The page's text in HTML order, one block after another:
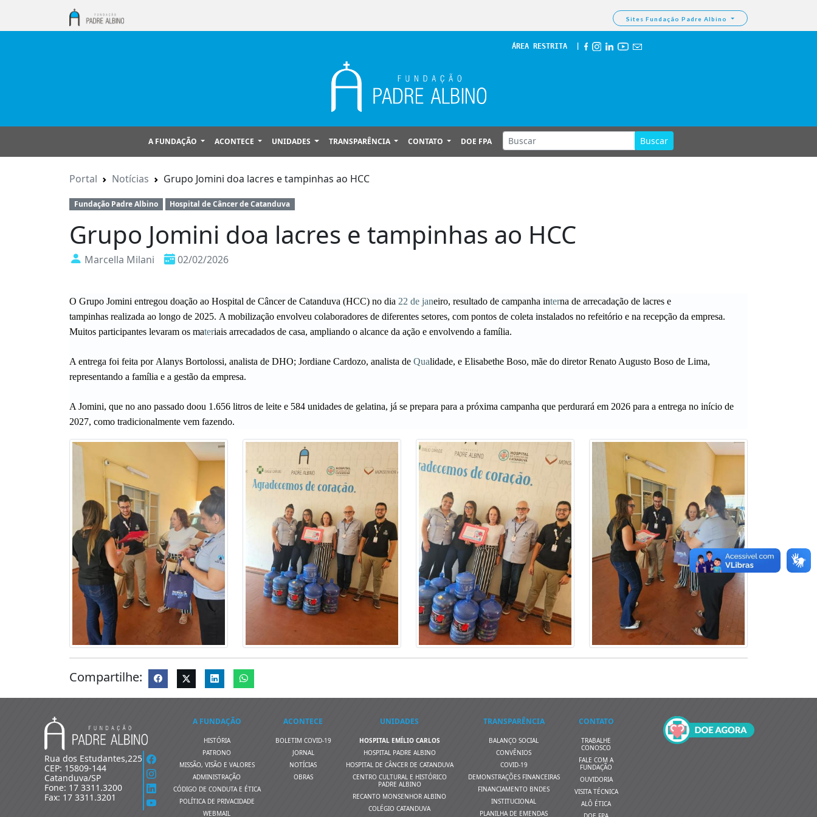
Sites Fundação Padre Albino
ÁREA RESTRITA
  |
A FUNDAÇÃO ACONTECE UNIDADES TRANSPARÊNCIA CONTATO DOE FPA Buscar
Portal Notícias Grupo Jomini doa lacres e tampinhas ao HCC
Fundação Padre Albino Hospital de Câncer de Catanduva
Grupo Jomini doa lacres e tampinhas ao HCC
Marcella Milani 02/02/2026
O Grupo Jomini entregou doação ao Hospital de Câncer de Catanduva (HCC) no dia 22 de janeiro, resultado de campanha interna de arrecadação de lacres e
tampinhas realizada ao longo de 2025. A mobilização envolveu colaboradores de diferentes setores, com pontos de coleta instalados no refeitório e na recepção da empresa.
Muitos participantes levaram os materiais arrecadados de casa, ampliando o alcance da ação e envolvendo a família.
A entrega foi feita por Alanys Bortolossi, analista de DHO; Jordiane Cardozo, analista de Qualidade, e Elisabethe Boso, mãe do diretorRenato Augusto Boso de Lima,
representando a família e a gestão da empresa.
A Jomini, que no ano passado doou 1.656 litros de leite e 584 unidades de gelatina, já se prepara para a próxima campanha que perdurará em 2026 para a entrega no início de
2027, como tradicionalmente vem fazendo.
Compartilhe:
Rua dos Estudantes,225
CEP: 15809-144
Catanduva/SP
Fone: 17 3311.3200
Fax: 17 3311.3201
A FUNDAÇÃO
HISTÓRIA
PATRONO
MISSÃO, VISÃO E VALORES
ADMINISTRAÇÃO
CÓDIGO DE CONDUTA E ÉTICA
POLÍTICA DE PRIVACIDADE
WEBMAIL
ACONTECE
BOLETIM COVID-19
JORNAL
NOTÍCIAS
OBRAS
UNIDADES
HOSPITAL EMÍLIO CARLOS
HOSPITAL PADRE ALBINO
HOSPITAL DE CÂNCER DE CATANDUVA
CENTRO CULTURAL E HISTÓRICO
PADRE ALBINO
RECANTO MONSENHOR ALBINO
COLÉGIO CATANDUVA
TRANSPARÊNCIA
BALANÇO SOCIAL
CONVÊNIOS
COVID-19
DEMONSTRAÇÕES FINANCEIRAS
FINANCIAMENTO BNDES
INSTITUCIONAL
PLANILHA DE EMENDAS
CONTATO
TRABALHE
CONOSCO
FALE COM A
FUNDAÇÃO
OUVIDORIA
VISITA TÉCNICA
ALÔ ÉTICA